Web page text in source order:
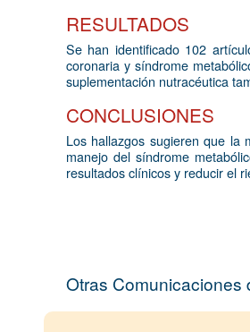
RESULTADOS
Se han identificado 102
coronaria y síndrome
suplementación nutracéutica
CONCLUSIONES
Los hallazgos sugieren que la
manejo del síndrome
resultados clínicos y reducir el
Otras Comunicaciones